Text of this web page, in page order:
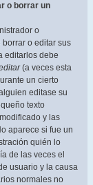
o borrar un
o
o editar sus
editarlos debe
(a veces esta
un cierto
editase su
texto
y las
aparece si fue un
quién lo
de las veces el
usuario y la causa
normales no